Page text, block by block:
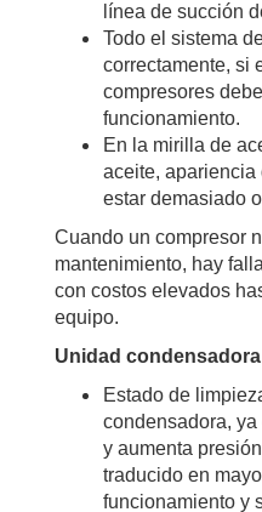
línea de succión
Todo el sistema
correctamente, si
compresores
funcionamiento.
En la mirilla de
aceite, apariencia
estar demasiado
Cuando un compresor
mantenimiento, hay
con costos elevados
equipo.
Unidad condensadora
Estado de
condensadora,
y aumenta
traducido en
funcionamiento y